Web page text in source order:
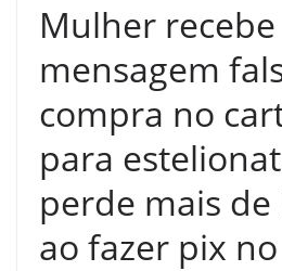
Mulher recebe
mensagem
compra no
para
perde mais de
ao fazer pix no